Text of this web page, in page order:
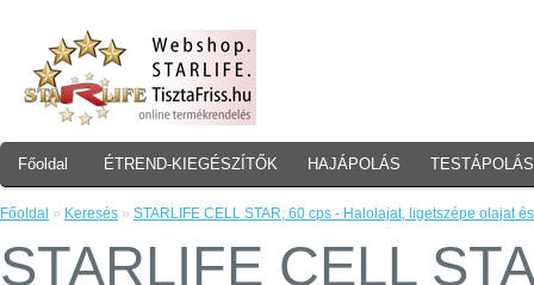
Főoldal ÉTREND-KIEGÉSZÍTŐK HAJÁPOLÁS TESTÁPOLÁS
Főoldal » Keresés » STARLIFE CELL STAR, 60 cps - Halolajat, ligetszépe olajat
STARLIFE CELL